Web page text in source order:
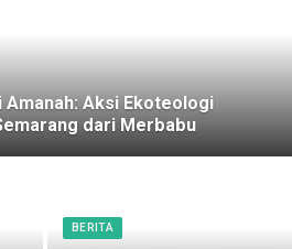
Aksi Ekoteologi
dari Merbabu
BERITA